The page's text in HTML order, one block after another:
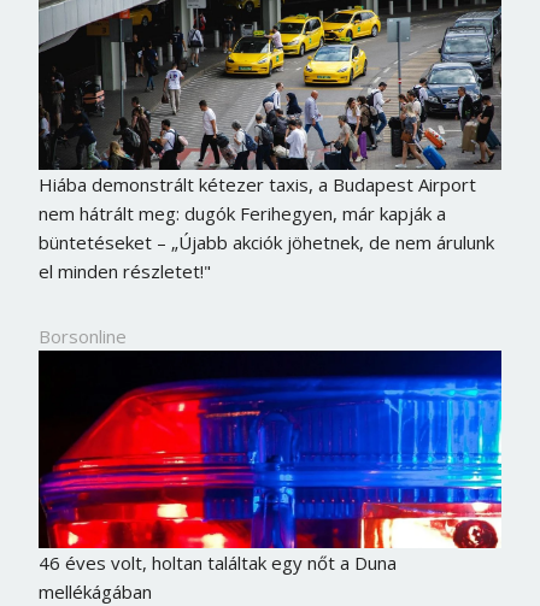
Hiába demonstrált kétezer taxis, a Budapest Airport
nem hátrált meg: dugók Ferihegyen, már kapják a
büntetéseket – „Újabb akciók jöhetnek, de nem árulunk
el minden részletet!"
Borsonline
46 éves volt, holtan találtak egy nőt a Duna
mellékágában